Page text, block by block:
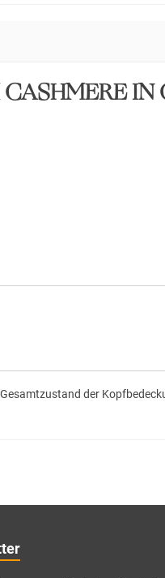
IN
Gesamtzustand der